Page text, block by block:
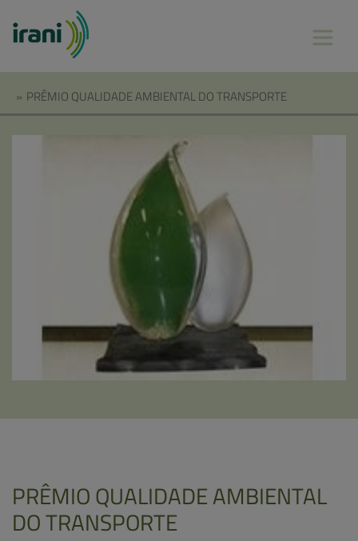
» PRÊMIO QUALIDADE AMBIENTAL DO TRANSPORTE
PRÊMIO QUALIDADE AMBIENTAL
DO TRANSPORTE